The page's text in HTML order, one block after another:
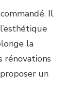
Il
la
un